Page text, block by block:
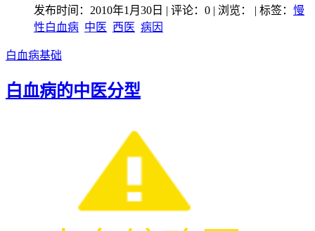
发布时间：2010年1月30日 | 评论：0 | 浏览： | 标签： 慢
性白血病 中医 西医 病因
白血病基础
白血病的中医分型